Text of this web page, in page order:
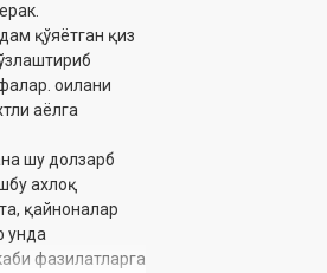
қўяётган қиз
оилани
аёлга
шу долзарб
ахлоқ
қайноналар
унда
фазилатларга